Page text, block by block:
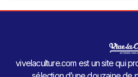
vivelaculture.com est un site qui